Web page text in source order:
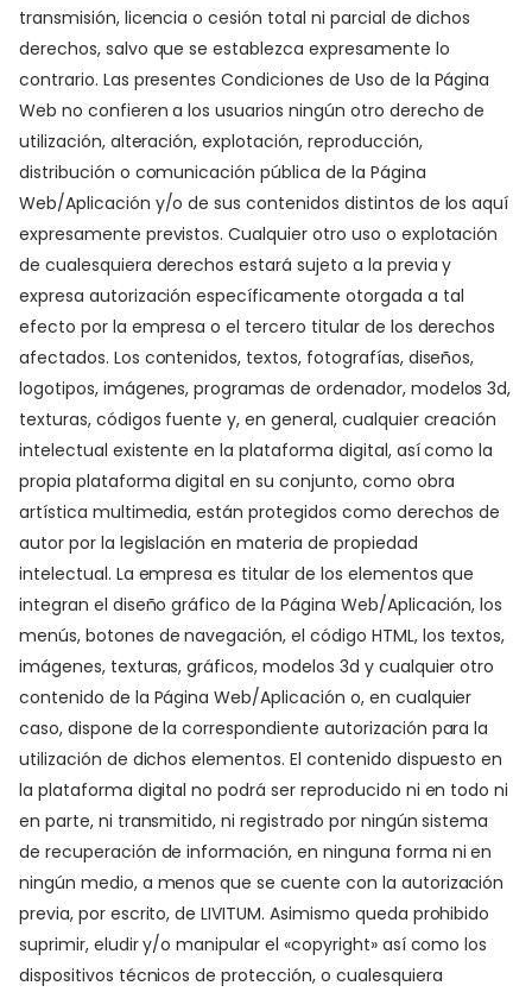
transmisión, licencia o cesión total ni parcial de dichos
derechos, salvo que se establezca expresamente lo
contrario. Las presentes Condiciones de Uso de la Página
Web no confieren a los usuarios ningún otro derecho de
utilización, alteración, explotación, reproducción,
distribución o comunicación pública de la Página
Web/Aplicación y/o de sus contenidos distintos de los aquí
expresamente previstos. Cualquier otro uso o explotación
de cualesquiera derechos estará sujeto a la previa y
expresa autorización específicamente otorgada a tal
efecto por la empresa o el tercero titular de los derechos
afectados. Los contenidos, textos, fotografías, diseños,
logotipos, imágenes, programas de ordenador, modelos 3d,
texturas, códigos fuente y, en general, cualquier creación
intelectual existente en la plataforma digital, así como la
propia plataforma digital en su conjunto, como obra
artística multimedia, están protegidos como derechos de
autor por la legislación en materia de propiedad
intelectual. La empresa es titular de los elementos que
integran el diseño gráfico de la Página Web/Aplicación, los
menús, botones de navegación, el código HTML, los textos,
imágenes, texturas, gráficos, modelos 3d y cualquier otro
contenido de la Página Web/Aplicación o, en cualquier
caso, dispone de la correspondiente autorización para la
utilización de dichos elementos. El contenido dispuesto en
la plataforma digital no podrá ser reproducido ni en todo ni
en parte, ni transmitido, ni registrado por ningún sistema
de recuperación de información, en ninguna forma ni en
ningún medio, a menos que se cuente con la autorización
previa, por escrito, de LIVITUM. Asimismo queda prohibido
suprimir, eludir y/o manipular el «copyright» así como los
dispositivos técnicos de protección, o cualesquiera